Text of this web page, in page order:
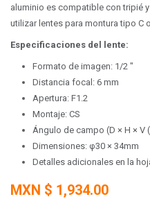
aluminio es compatible con tripié
utilizar lentes para montura tipo C
Especificaciones del lente:
Formato de imagen: 1/2 "
Distancia focal: 6 mm
Apertura: F1.2
Montaje: CS
Ángulo de campo (D × H × V
Dimensiones: φ30 × 34mm
Detalles adicionales en la
MXN $ 1,934.00